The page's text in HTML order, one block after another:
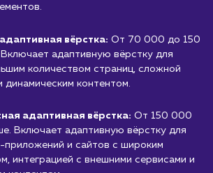
контента.
разработки